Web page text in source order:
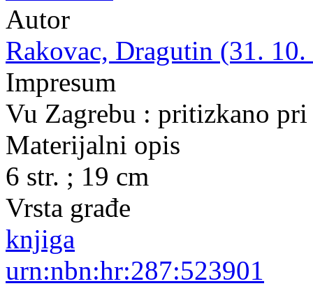
Autor
Rakovac, Dragutin (31.
Impresum
Vu Zagrebu : pritizkano
Materijalni opis
6 str. ; 19 cm
Vrsta građe
knjiga
urn:nbn:hr:287:523901